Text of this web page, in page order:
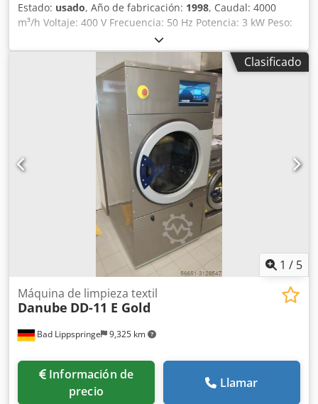
Estado: usado, Año de fabricación: 1998, Caudal: 4000
m³/h Voltaje: 400 V Frecuencia: 50 Hz Potencia: 3 kW Peso:
260 kg Filtro de aire eléctrico Los datos técnicos provienen
del fabricante o del operador y, por lo tanto, no son
vinculantes para nosotros. Nos reservamos el derecho de
venta previa; se aplican únicamente nuestras condiciones
generales de venta. Sobre nosotros: Más de 400 máquinas
propias en stock Más de 15.000 m² de superficie de
almacenamiento, capacidad de grúa de 70 t Más de 10.000
artículos de accesorios para su taller Dodpfxsyukfle Adlekr
Si desea vender máquinas, líneas de producción o toda su
empresa, no dude en contactarnos. Puede encontrar más
ofertas en nuestro sitio web. Las visitas son posibles previa
cita. Esperamos su visita. Su equipo de Markus Hirsch
Clasificado
1 / 5
Bad Lippspringe 9,325 km
Máquina de limpieza textil
Danube DD-11 E Gold
Información de
precio
Llamar